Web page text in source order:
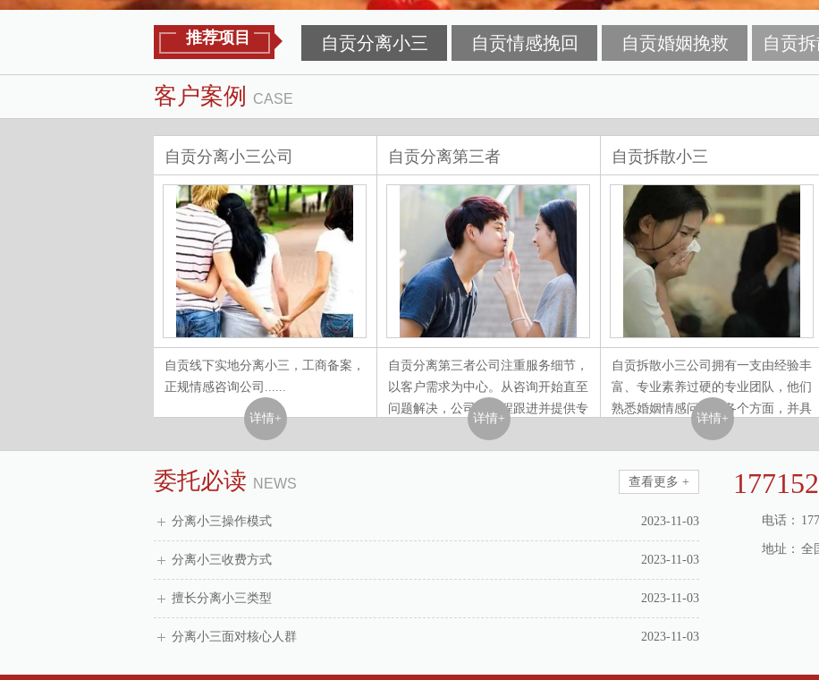
推荐项目 自贡分离小三 自贡情感挽回 自贡婚姻挽救 自贡
客户案例 CASE
自贡分离小三公司
自贡线下实地分离小三，工商备案，
正规情感咨询公司......
详情+
自贡分离第三者
自贡分离第三者公司注重服务细节，
以客户需求为中心。从咨询开始直至
问题解决，公司将全程跟进并提供专
业解决方案......
详情+
自贡拆散小三
自贡拆散小三公司拥有一支由经验丰
富、专业素养过硬的专业团队，他们
熟悉婚姻情感问题的各个方面，并具
备丰富的解决方案......
详情+
委托必读 NEWS 查看更多 +
2023-11-03
分离小三操作模式
2023-11-03
分离小三收费方式
2023-11-03
擅长分离小三类型
2023-11-03
分离小三面对核心人群
电话：
地址： 全